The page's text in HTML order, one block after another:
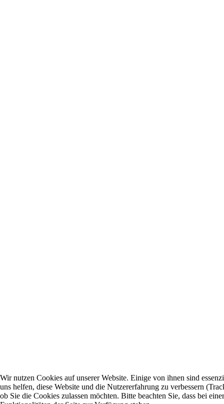
Wir nutzen Cookies auf unserer Website. Einige von ihnen sind
uns helfen, diese Website und die Nutzererfahrung zu verbessern
ob Sie die Cookies zulassen möchten. Bitte beachten Sie, dass bei